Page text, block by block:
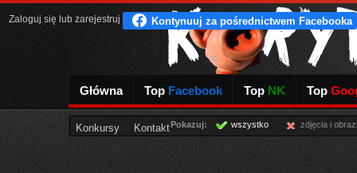
Główna Top Facebook Top NK Top
Konkursy Kontakt
Zaloguj się lub zarejestruj
Pokazuj: wszystko zdjęcia i